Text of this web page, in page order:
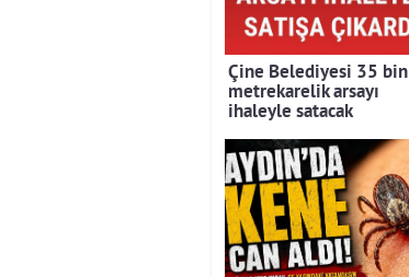
Çine Belediyesi 35 bin
metrekarelik arsayı
ihaleyle satacak